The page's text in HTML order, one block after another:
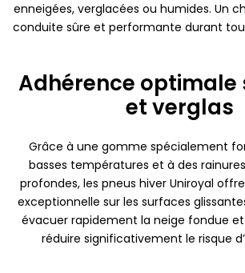
enneigées, verglacées ou humides. Un
conduite sûre et performante durant
Adhérence optimale
et verglas
Grâce à une gomme spécialement
basses températures et à des
profondes, les pneus hiver Uniroyal
exceptionnelle sur les surfaces
évacuer rapidement la neige fondue et
réduire significativement le risque